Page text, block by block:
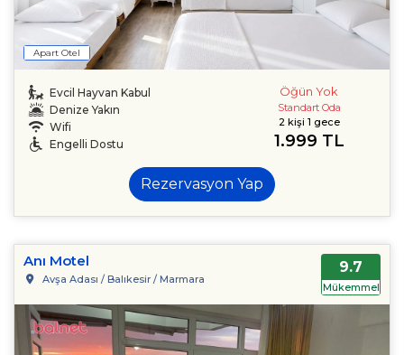
Apart Otel
Evcil Hayvan Kabul
Denize Yakın
Wifi
Engelli Dostu
Öğün Yok
Standart Oda
2 kişi 1 gece
1.999 TL
Rezervasyon Yap
Anı Motel
Avşa Adası / Balıkesir / Marmara
9.7
Mükemmel